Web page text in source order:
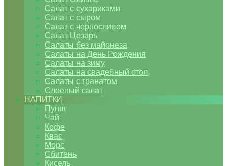
Салат с сухариками
Салат с сыром
Салат с черносливом
Салат Цезарь
Салаты без майонеза
Салаты на День Рождения
Салаты на зиму
Салаты на свадебный стол
Салаты с гранатом
Слоеный салат
НАПИТКИ
Пунш
Чай
Кофе
Квас
Морс
Сбитень
Кисель